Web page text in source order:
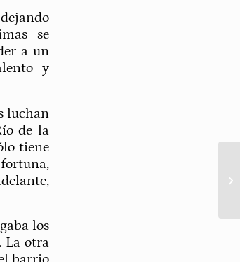
se
a un
y
luchan
de la
tiene
los
La otra